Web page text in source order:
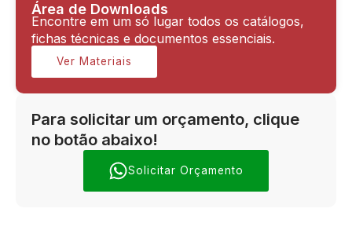
Área de Downloads
Encontre em um só lugar todos os catálogos,
fichas técnicas e documentos essenciais.
Ver Materiais
Para solicitar um orçamento, clique
no botão abaixo!
Solicitar Orçamento